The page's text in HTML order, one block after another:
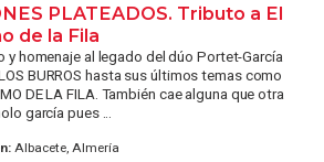
PLATEADOS. Tributo a El
de la Fila
y homenaje al legado del dúo Portet-García
BURROS hasta sus últimos temas como
DE LA FILA. También cae alguna que otra
garcía pues ...
Albacete, Almería